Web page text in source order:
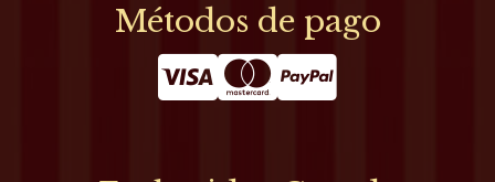
Métodos de pago